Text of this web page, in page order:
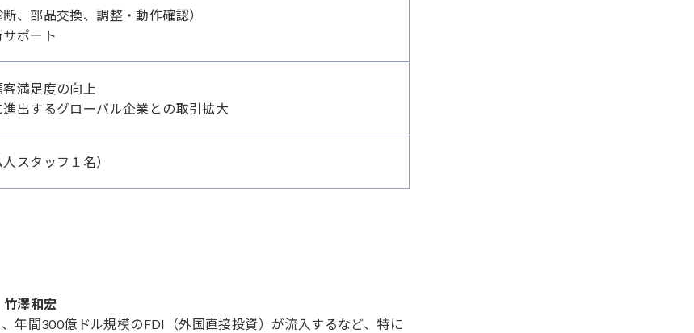
、部品交換、調整・動作確認）
ポート
満足度の向上
出するグローバル企業との取引拡大
スタッフ１名）
澤和宏
年間300億ドル規模のFDI（外国直接投資）が流入するなど、特に